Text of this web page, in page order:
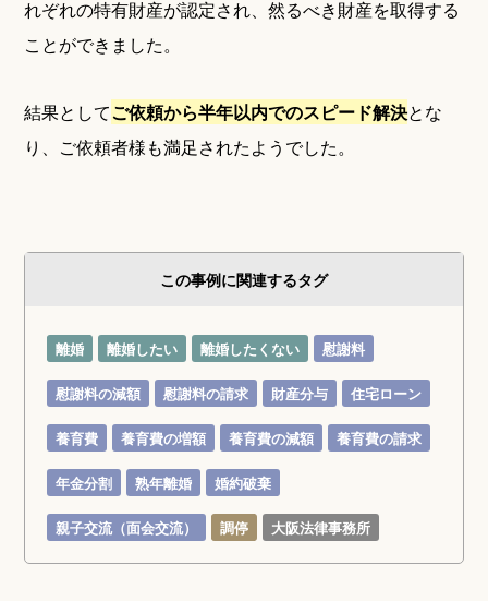
れぞれの特有財産が認定され、然るべき財産を取得する
ことができました。
結果としてご依頼から半年以内でのスピード解決とな
り、ご依頼者様も満足されたようでした。
この事例に関連するタグ
離婚 離婚したい 離婚したくない 慰謝料
慰謝料の減額 慰謝料の請求 財産分与 住宅ローン
養育費 養育費の増額 養育費の減額 養育費の請求
年金分割 熟年離婚 婚約破棄
親子交流（面会交流） 調停 大阪法律事務所